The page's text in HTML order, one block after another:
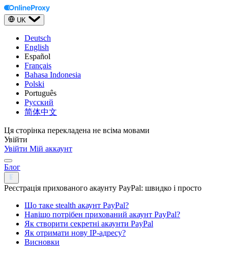
UK
Deutsch
English
Español
Français
Bahasa Indonesia
Polski
Português
Русский
简体中文
Ця сторінка перекладена не всіма мовами
Увійти
Увійти Мій аккаунт
Блог
Реєстрація прихованого акаунту PayPal: швидко і просто
Що таке stealth акаунт PayPal?
Навіщо потрібен прихований акаунт PayPal?
Як створити секретні акаунти PayPal
Як отримати нову IP-адресу?
Висновки